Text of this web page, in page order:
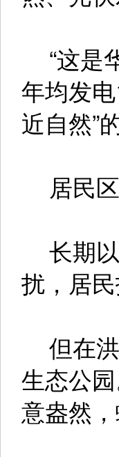
“这是
年均发
近自然”
居民区
长期以
扰，居民
但在洪
生态公
意盎然